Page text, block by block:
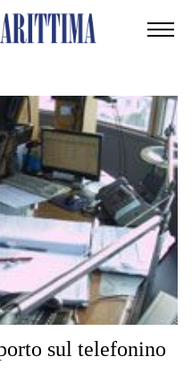
sul telefonino